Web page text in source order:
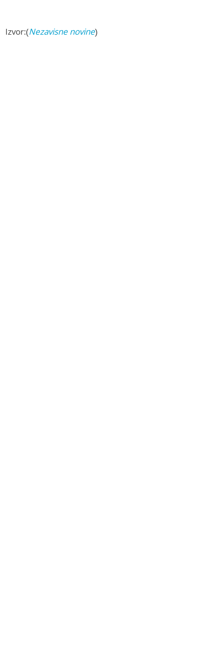
Izvor:(Nezavisne novine)